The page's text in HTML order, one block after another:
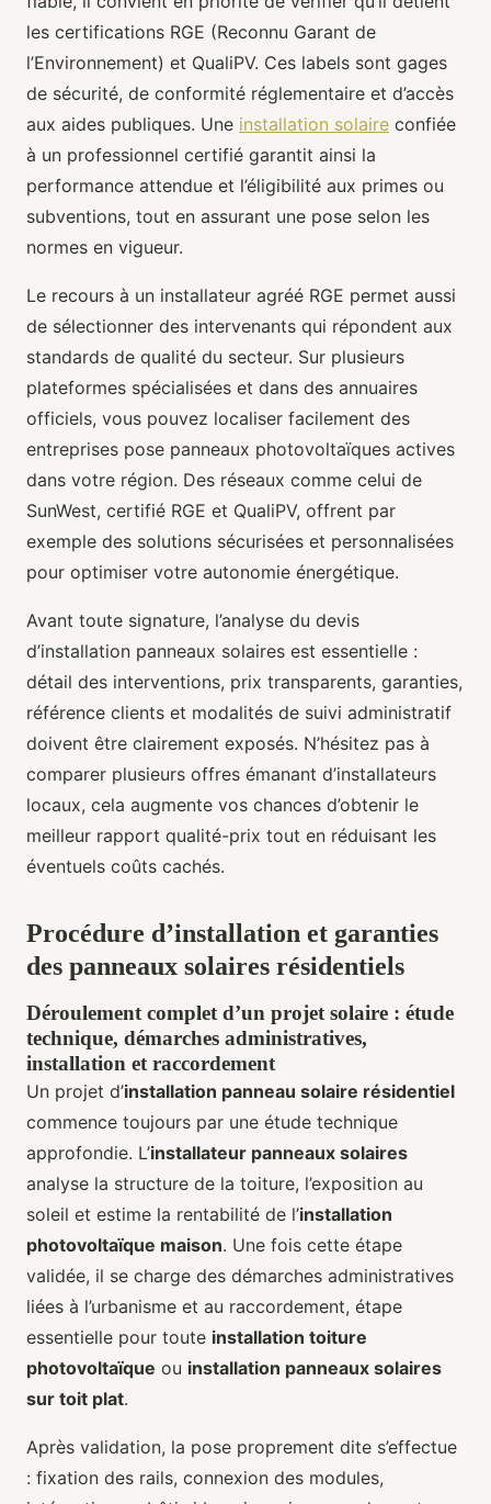
les certifications RGE (Reconnu Garant de
l’Environnement) et QualiPV. Ces labels sont gages
de sécurité, de conformité réglementaire et d’accès
aux aides publiques. Une installation solaire confiée
à un professionnel certifié garantit ainsi la
performance attendue et l’éligibilité aux primes ou
subventions, tout en assurant une pose selon les
normes en vigueur.
Le recours à un installateur agréé RGE permet aussi
de sélectionner des intervenants qui répondent aux
standards de qualité du secteur. Sur plusieurs
plateformes spécialisées et dans des annuaires
officiels, vous pouvez localiser facilement des
entreprises pose panneaux photovoltaïques actives
dans votre région. Des réseaux comme celui de
SunWest, certifié RGE et QualiPV, offrent par
exemple des solutions sécurisées et personnalisées
pour optimiser votre autonomie énergétique.
Avant toute signature, l’analyse du devis
d’installation panneaux solaires est essentielle :
détail des interventions, prix transparents, garanties,
référence clients et modalités de suivi administratif
doivent être clairement exposés. N’hésitez pas à
comparer plusieurs offres émanant d’installateurs
locaux, cela augmente vos chances d’obtenir le
meilleur rapport qualité-prix tout en réduisant les
éventuels coûts cachés.
Procédure d’installation et garanties
des panneaux solaires résidentiels
Déroulement complet d’un projet solaire : étude
technique, démarches administratives,
installation et raccordement
Un projet d’installation panneau solaire résidentiel
commence toujours par une étude technique
approfondie. L’installateur panneaux solaires
analyse la structure de la toiture, l’exposition au
soleil et estime la rentabilité de l’installation
photovoltaïque maison. Une fois cette étape
validée, il se charge des démarches administratives
liées à l’urbanisme et au raccordement, étape
essentielle pour toute installation toiture
photovoltaïque ou installation panneaux solaires
sur toit plat.
Après validation, la pose proprement dite s’effectue
: fixation des rails, connexion des modules,